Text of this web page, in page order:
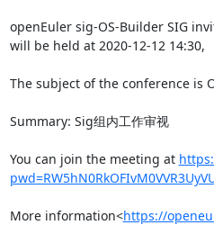
openEuler sig-OS-Builder SIG
will be held at 2020-12-12 14:30,
The subject of the conference is
Summary: Sig组内工作审视
You can join the meeting at
More information<https://